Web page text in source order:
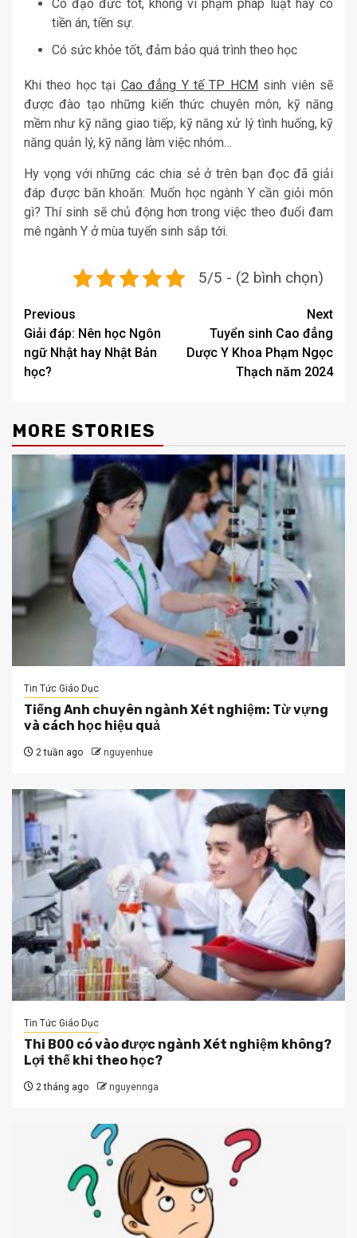
Có đạo đức tốt, không vi phạm pháp luật hay có
tiền án, tiền sự.
Có sức khỏe tốt, đảm bảo quá trình theo học
Khi theo học tại Cao đẳng Y tế TP HCM sinh viên sẽ
được đào tạo những kiến thức chuyên môn, kỹ năng
mềm như kỹ năng giao tiếp, kỹ năng xử lý tình huống, kỹ
năng quản lý, kỹ năng làm việc nhóm…
Hy vọng với những các chia sẻ ở trên bạn đọc đã giải
đáp được băn khoăn: Muốn học ngành Y cần giỏi môn
gì? Thí sinh sẽ chủ động hơn trong việc theo đuổi đam
mê ngành Y ở mùa tuyển sinh sắp tới.
5/5 - (2 bình chọn)
Post
navigation
Previous
Giải đáp: Nên học Ngôn
ngữ Nhật hay Nhật Bản
học?
Next
Tuyển sinh Cao đẳng
Dược Y Khoa Phạm Ngọc
Thạch năm 2024
MORE STORIES
Tin Tức Giáo Dục
Tiếng Anh chuyên ngành Xét nghiệm: Từ vựng
và cách học hiệu quả
2 tuần ago nguyenhue
Tin Tức Giáo Dục
Thi B00 có vào được ngành Xét nghiệm không?
Lợi thế khi theo học?
2 tháng ago nguyennga